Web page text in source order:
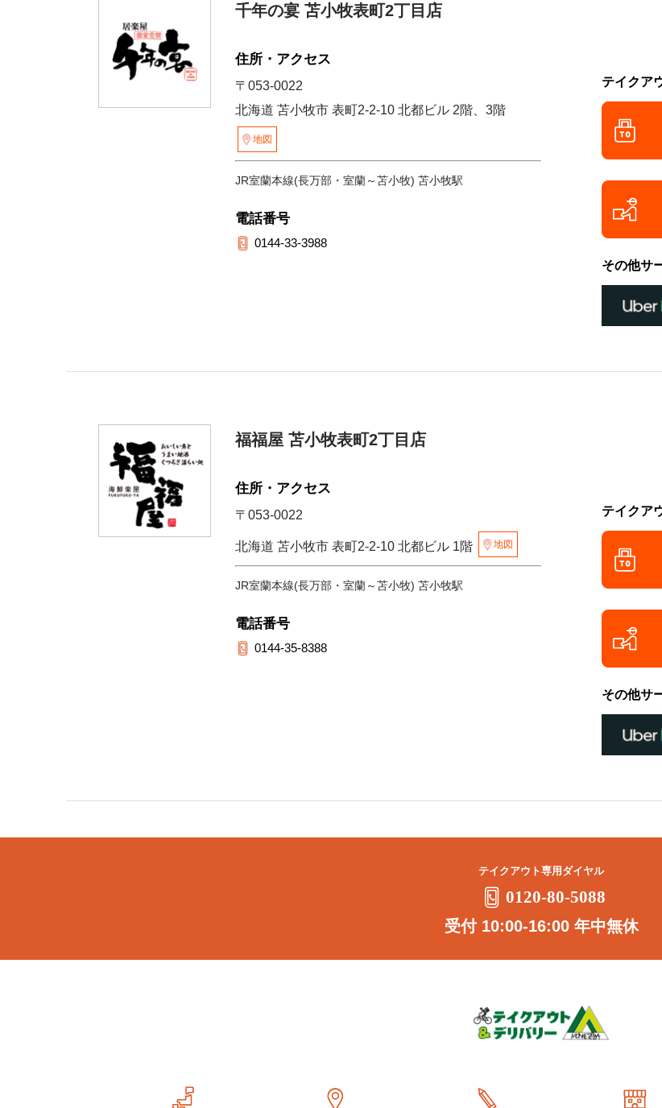
千年の宴 苫小牧表町2丁目店
住所・アクセス
〒053-0022
北海道 苫小牧市 表町2-2-10 北都ビル 2階、3階
地図
JR室蘭本線(長万部・室蘭～苫小牧) 苫小牧駅
電話番号
0144-33-3988
テイクア
その他サ
福福屋 苫小牧表町2丁目店
住所・アクセス
〒053-0022
北海道 苫小牧市 表町2-2-10 北都ビル 1階 地図
JR室蘭本線(長万部・室蘭～苫小牧) 苫小牧駅
電話番号
0144-35-8388
テイクア
その他サ
テイクアウト専用ダイヤル
0120-80-5088
受付 10:00-16:00 年中無休